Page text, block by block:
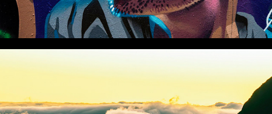
LA RÉUNION, MER, RELIEFS ET VIES